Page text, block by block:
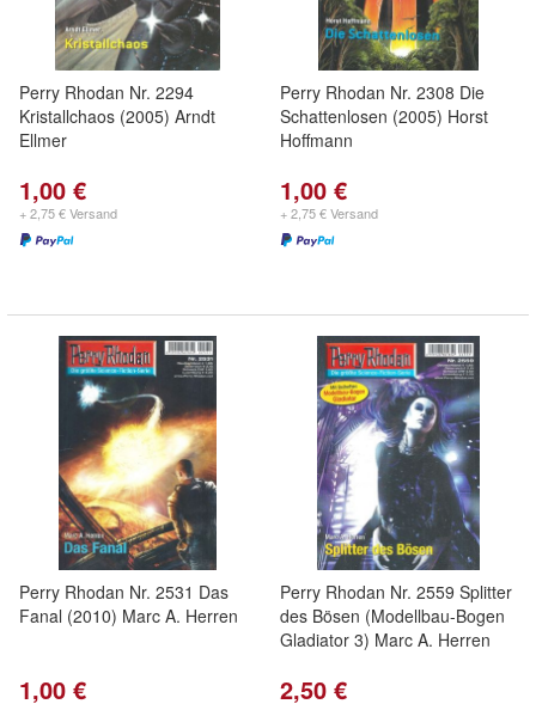
Perry Rhodan Nr. 2294
Kristallchaos (2005) Arndt
Ellmer
1,00 €
+ 2,75 € Versand
Perry Rhodan Nr. 2308 Die
Schattenlosen (2005) Horst
Hoffmann
1,00 €
+ 2,75 € Versand
Perry Rhodan Nr. 2531 Das
Fanal (2010) Marc A. Herren
1,00 €
Perry Rhodan Nr. 2559 Splitter
des Bösen (Modellbau-Bogen
Gladiator 3) Marc A. Herren
2,50 €